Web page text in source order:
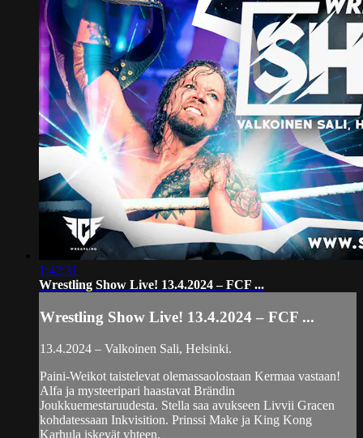
1:42:31
Wrestling Show Live! 13.4.2024 – FCF ...
Wrestling Show Live! 13.4.2024 – FCF ...
13.4.2024 – Valkoinen Sali, Helsinki.
Paini-Weikot taistelevat olemassaolostaan Kermaa vastaan!
Alfa ja mysteeripari haastavat Brändin
Joukkuemestaruudesta. Stella saa avukseen Livvii Gracen
kohdatessaan Inkvisition. Prinssi Make ja King Kong
Karhula iskevät yhteen.